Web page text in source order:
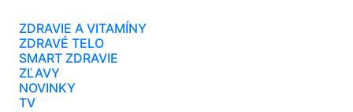
ZDRAVIE A VITAMÍNY
ZDRAVÉ TELO
SMART ZDRAVIE
ZĽAVY
NOVINKY
TV